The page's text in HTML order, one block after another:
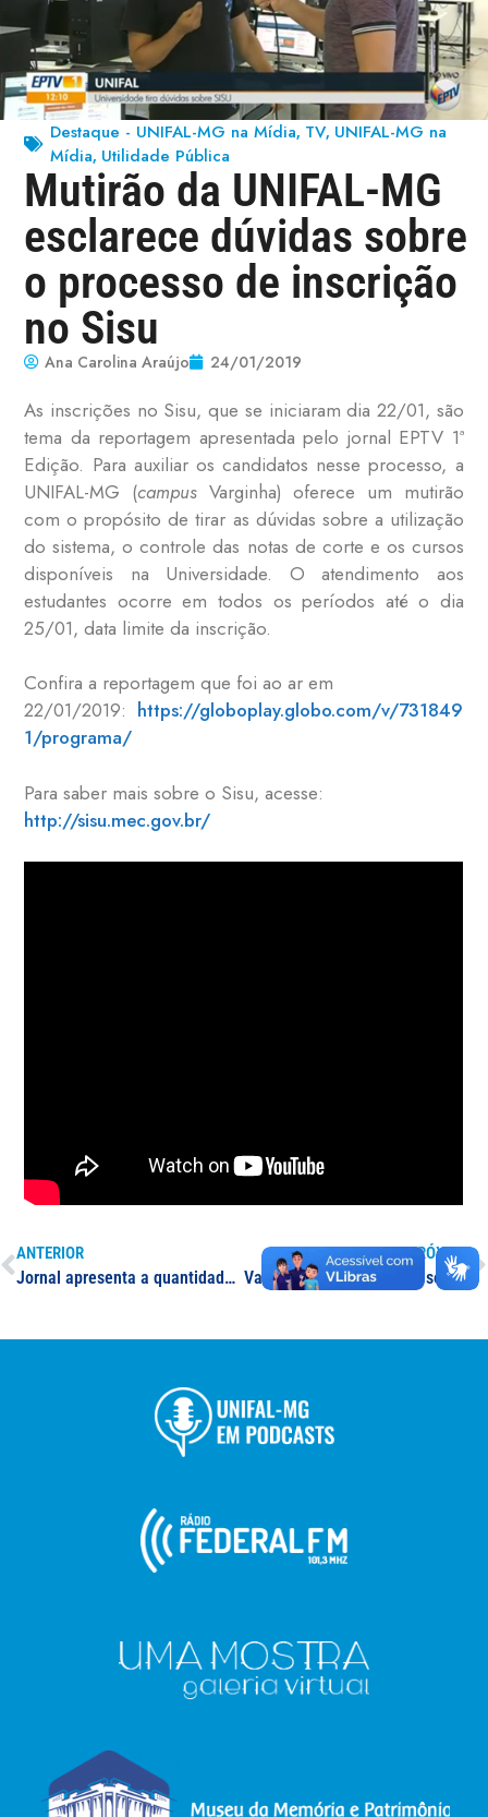
Destaque - UNIFAL-MG na Mídia, TV, UNIFAL-MG na
Mídia, Utilidade Pública
Mutirão da UNIFAL-MG
esclarece dúvidas sobre
o processo de inscrição
no Sisu
Ana Carolina Araújo 24/01/2019
As inscrições no Sisu, que se iniciaram dia 22/01, são
tema da reportagem apresentada pelo jornal EPTV 1ª
Edição. Para auxiliar os candidatos nesse processo, a
UNIFAL-MG (campus Varginha) oferece um mutirão
com o propósito de tirar as dúvidas sobre a utilização
do sistema, o controle das notas de corte e os cursos
disponíveis na Universidade. O atendimento aos
estudantes ocorre em todos os períodos até o dia
25/01, data limite da inscrição.
Confira a reportagem que foi ao ar em
22/01/2019: https://globoplay.globo.com/v/731849
1/programa/
Para saber mais sobre o Sisu, acesse:
http://sisu.mec.gov.br/
ANTERIOR
Jornal apresenta a quantidade de vagas oferecidas pela UNIFAL-MG no Sisu
PRÓXIMO
Vagas para reingresso 1º semestre de 2019